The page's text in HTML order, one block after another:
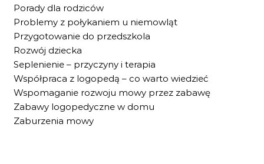
Porady dla rodziców
Problemy z połykaniem u niemowląt
Przygotowanie do przedszkola
Rozwój dziecka
Seplenienie – przyczyny i terapia
Współpraca z logopedą – co warto wiedzieć
Wspomaganie rozwoju mowy przez zabawę
Zabawy logopedyczne w domu
Zaburzenia mowy